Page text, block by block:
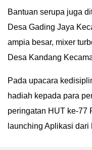
Bantuan serupa juga
Desa Gading Jaya
ampia besar, mixer
Desa Kandang
Pada upacara
hadiah kepada para
peringatan HUT ke-77
launching Aplikasi